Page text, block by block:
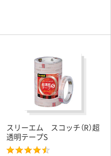
スリーエム スコッチ（R）超
透明テープS